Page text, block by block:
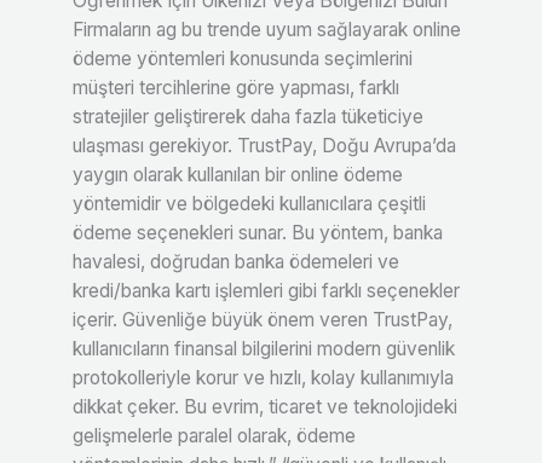
Firmaların ag bu trende uyum sağlayarak online
ödeme yöntemleri konusunda seçimlerini
müşteri tercihlerine göre yapması, farklı
stratejiler geliştirerek daha fazla tüketiciye
ulaşması gerekiyor. TrustPay, Doğu Avrupa’da
yaygın olarak kullanılan bir online ödeme
yöntemidir ve bölgedeki kullanıcılara çeşitli
ödeme seçenekleri sunar. Bu yöntem, banka
havalesi, doğrudan banka ödemeleri ve
kredi/banka kartı işlemleri gibi farklı seçenekler
içerir. Güvenliğe büyük önem veren TrustPay,
kullanıcıların finansal bilgilerini modern güvenlik
protokolleriyle korur ve hızlı, kolay kullanımıyla
dikkat çeker. Bu evrim, ticaret ve teknolojideki
gelişmelerle paralel olarak, ödeme